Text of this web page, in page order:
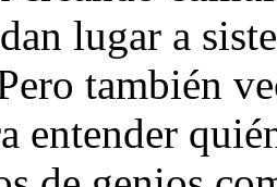
lugar a
también
entender